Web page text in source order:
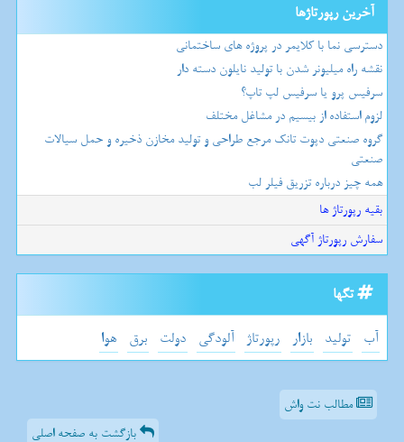
آخرین رپورتاژها
دسترسی نما با کلایمر در پروژه های ساختمانی
نقشه راه میلیونر شدن با تولید نایلون دسته دار
سرفیس پرو یا سرفیس لپ تاپ؟
لزوم استفاده از بیسیم در مشاغل مختلف
گروه صنعتی دپوت تانک مرجع طراحی و تولید مخازن ذخیره و حمل سیالات
صنعتی
همه چیز درباره تزریق فیلر لب
بقیه رپورتاژ ها
سفارش رپورتاژ آگهی
تگها
آب تولید بازار رپورتاژ آلودگی دولت برق هوا
مطالب نت واش
بازگشت به صفحه اصلی